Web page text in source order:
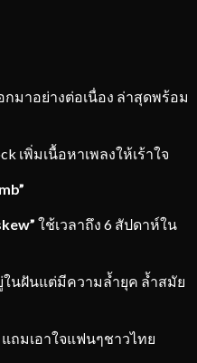
กมาอย่างต่อเนื่อง ล่าสุดพร้อม
เพิ่มเนื้อหาเพลงให้เร้าใจ
ใช้เวลาถึง 6 สัปดาห์ใน
นฝันแต่มีความล้ำยุค ล้ำสมัย
ถมเอาใจแฟนๆชาวไทย